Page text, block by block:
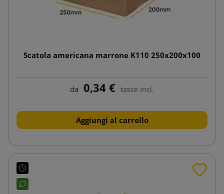
Scatola americana marrone K110 250x200x100
da 0,34 € tasse incl.
Aggiungi al carrello